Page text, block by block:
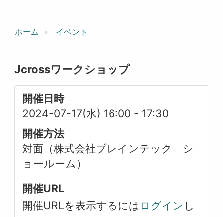
ホーム イベント
Jcrossワークショップ
開催日時
2024-07-17(水) 16:00 - 17:30
開催方法
対面（株式会社ブレインテック シ
ョールーム）
開催URL
開催URLを表示するには ログイン し